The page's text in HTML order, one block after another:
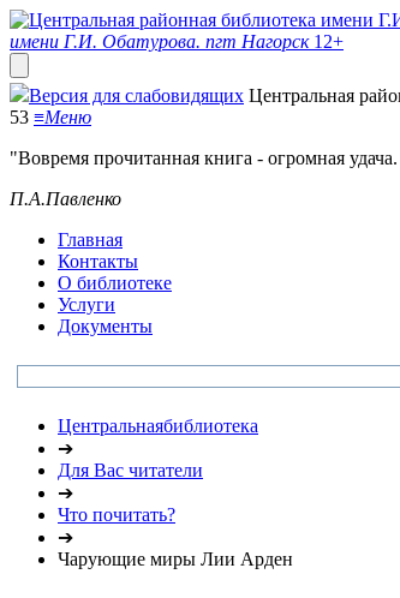
имени Г.И. Обатурова. пгт Нагорск 12+
Версия для слабовидящих Центральная
53 ≡Меню
"Вовремя прочитанная книга - огромная
П.А.Павленко
Главная
Контакты
О библиотеке
Услуги
Документы
Центральнаябиблиотека
➔
Для Вас читатели
➔
Что почитать?
➔
Чарующие миры Лии Арден